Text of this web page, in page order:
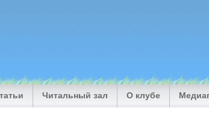
Читальный зал О клубе